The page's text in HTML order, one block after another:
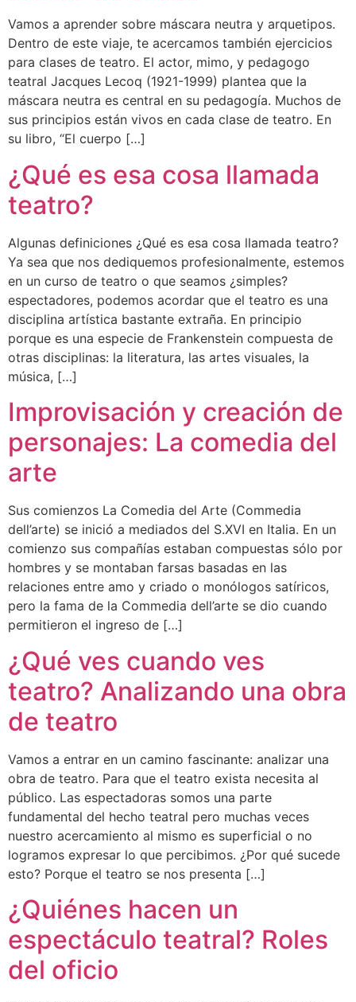
Vamos a aprender sobre máscara neutra y arquetipos.
Dentro de este viaje, te acercamos también ejercicios
para clases de teatro. El actor, mimo, y pedagogo
teatral Jacques Lecoq (1921-1999) plantea que la
máscara neutra es central en su pedagogía. Muchos de
sus principios están vivos en cada clase de teatro. En
su libro, “El cuerpo […]
¿Qué es esa cosa llamada
teatro?
Algunas definiciones ¿Qué es esa cosa llamada teatro?
Ya sea que nos dediquemos profesionalmente, estemos
en un curso de teatro o que seamos ¿simples?
espectadores, podemos acordar que el teatro es una
disciplina artística bastante extraña. En principio
porque es una especie de Frankenstein compuesta de
otras disciplinas: la literatura, las artes visuales, la
música, […]
Improvisación y creación de
personajes: La comedia del
arte
Sus comienzos La Comedia del Arte (Commedia
dell’arte) se inició a mediados del S.XVI en Italia. En un
comienzo sus compañías estaban compuestas sólo por
hombres y se montaban farsas basadas en las
relaciones entre amo y criado o monólogos satíricos,
pero la fama de la Commedia dell’arte se dio cuando
permitieron el ingreso de […]
¿Qué ves cuando ves
teatro? Analizando una obra
de teatro
Vamos a entrar en un camino fascinante: analizar una
obra de teatro. Para que el teatro exista necesita al
público. Las espectadoras somos una parte
fundamental del hecho teatral pero muchas veces
nuestro acercamiento al mismo es superficial o no
logramos expresar lo que percibimos. ¿Por qué sucede
esto? Porque el teatro se nos presenta […]
¿Quiénes hacen un
espectáculo teatral? Roles
del oficio